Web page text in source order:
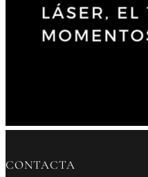
CONTACTA